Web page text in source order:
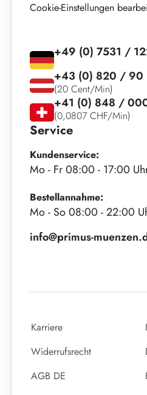
Cookie-Einstellungen
Service
Kundenservice:
Mo - Fr 08:00 - 17:00
Bestellannahme:
Mo - So 08:00 - 22:00
info@primus-
+49 (0) 7531 /
+43 (0) 820 / 90
(20 Cent/Min)
+41 (0) 848 /
(0,0807 CHF/Min)
Karriere
Widerrufsrecht
AGB DE